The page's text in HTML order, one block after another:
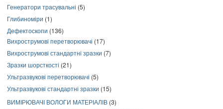
Генератори трасувальні (5)
Глибиноміри (1)
Дефектоскопи (136)
Вихрострумові перетворювачі (17)
Вихрострумові стандартні зразки (7)
Зразки шорсткості (21)
Ультразвукові перетворювачі (5)
Ультразвукові стандартні зразки (15)
ВИМІРЮВАЧІ ВОЛОГИ МАТЕРІАЛІВ (3)